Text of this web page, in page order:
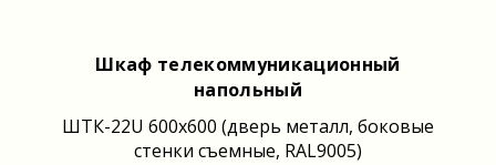
Шкаф телекоммуникационный
напольный
ШТК-22U 600x600 (дверь металл, боковые
стенки съемные, RAL9005)